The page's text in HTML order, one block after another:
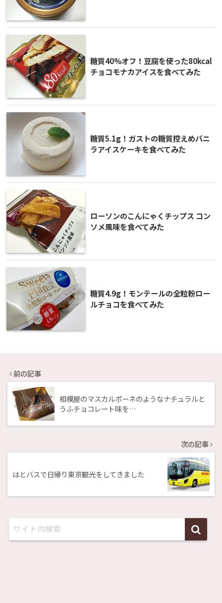
糖質40%オフ！豆腐を使った80kcal
チョコモナカアイスを食べてみた
糖質5.1g！ガストの糖質控えめバニ
ラアイスケーキを食べてみた
ローソンのこんにゃくチップス コン
ソメ風味を食べてみた
糖質4.9g！モンテールの全粒粉ロー
ルチョコを食べてみた
前の記事
相模屋のマスカルポーネのようなナチュラルと
うふチョコレート味を…
次の記事
はとバスで日帰り東京観光をしてきました